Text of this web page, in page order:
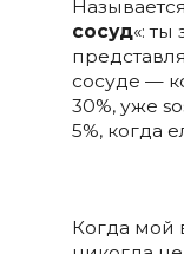
сосуд«: ты
сосуде —
30%, уже
5%, когда
Когда мой